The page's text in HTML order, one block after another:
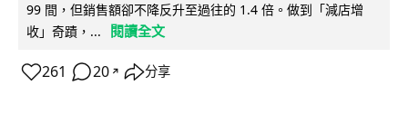
99 間，但銷售額卻不降反升至過往的 1.4 倍。做到「減店增
收」奇蹟，...
閱讀全文
261 20 ↗ 分享